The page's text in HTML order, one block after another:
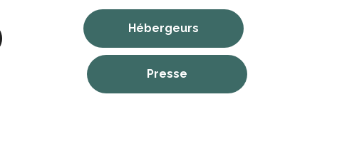
Hébergeurs
Presse